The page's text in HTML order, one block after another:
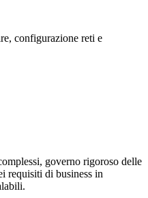
configurazione reti e
governo rigoroso delle
requisiti di business in